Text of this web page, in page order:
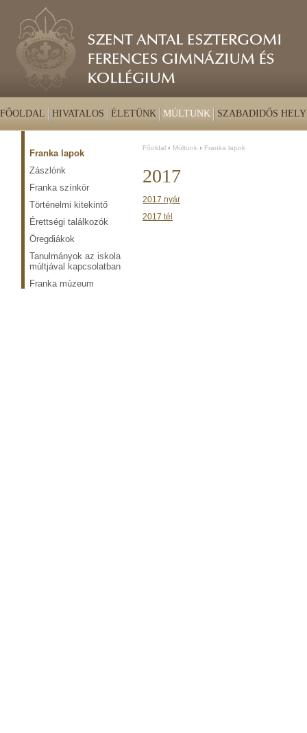
FŐOLDAL HIVATALOS ÉLETÜNK MÚLTUNK SZABADIDŐS
Franka lapok
Zászlónk
Franka színkör
Történelmi kitekintő
Érettségi találkozók
Öregdiákok
Tanulmányok az iskola
múltjával kapcsolatban
Franka múzeum
Főoldal Múltunk Franka lapok
2017
2017 nyár
2017 tél